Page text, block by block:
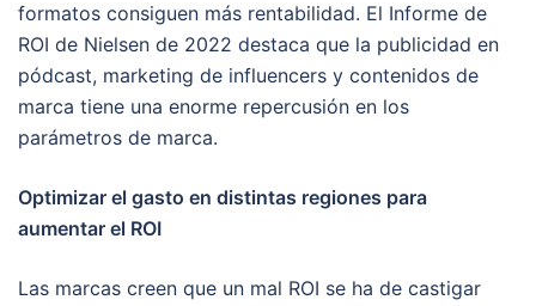
formatos consiguen más rentabilidad. El Informe de
ROI de Nielsen de 2022 destaca que la publicidad en
pódcast, marketing de influencers y contenidos de
marca tiene una enorme repercusión en los
parámetros de marca.
Optimizar el gasto en distintas regiones para
aumentar el ROI
Las marcas creen que un mal ROI se ha de castigar